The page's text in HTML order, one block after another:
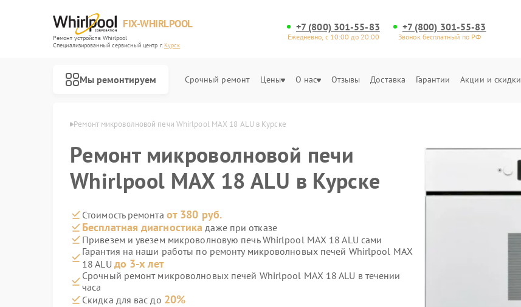
FIX-WHIRLPOOL
Ремонт устройств Whirlpool
Специализированный cервисный центр г. Курск
+7 (800) 301-55-83
Ежедневно, с 10:00 до 20:00
+7 (800) 301-55-83
Звонок бесплатный по РФ
Мы ремонтируем Срочный ремонт Цены О нас Отзывы Доставка Гарантии Акции и скидки
Whirlpool в Курске Ремонт микроволновой печи Whirlpool MAX 18 ALU в Курске
Ремонт микроволновой печи
Whirlpool MAX 18 ALU в Курске
Стоимость ремонта от 380 руб.
Бесплатная диагностика даже при отказе
Привезем и увезем микроволновую печь Whirlpool MAX 18 ALU сами
Гарантия на наши работы по ремонту микроволновых печей Whirlpool MAX
18 ALU до 3-х лет
Срочный ремонт микроволновых печей Whirlpool MAX 18 ALU в течении
часа
Скидка для вас до 20%